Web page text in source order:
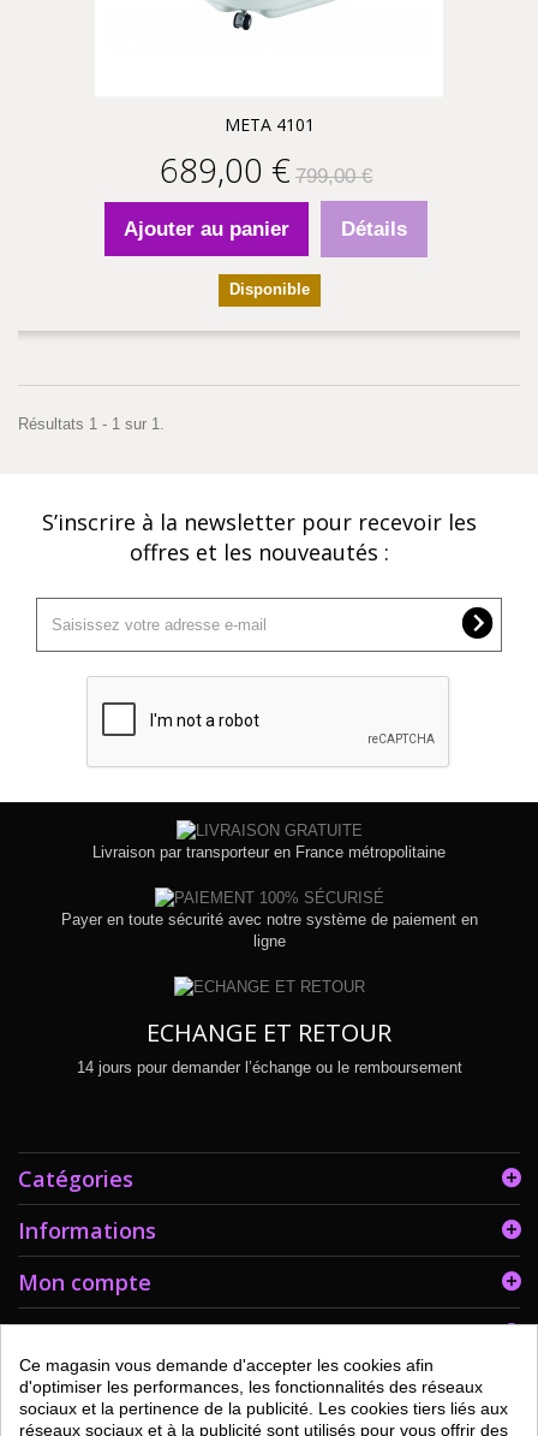
META 4101
689,00 € 799,00 €
Ajouter au panier Détails
Disponible
Résultats 1 - 1 sur 1.
S’inscrire à la newsletter pour recevoir les
offres et les nouveautés :
Livraison par transporteur en France métropolitaine
Payer en toute sécurité avec notre système de paiement en
ligne
ECHANGE ET RETOUR
14 jours pour demander l’échange ou le remboursement
Catégories
Informations
Mon compte
Informations sur votre boutique
Ce magasin vous demande d'accepter les cookies afin
d'optimiser les performances, les fonctionnalités des réseaux
sociaux et la pertinence de la publicité. Les cookies tiers liés aux
réseaux sociaux et à la publicité sont utilisés pour vous offrir des